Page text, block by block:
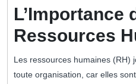
L’Importance
Ressources
Les ressources humaines (RH)
toute organisation, car elles